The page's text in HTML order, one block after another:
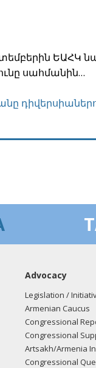
սահմանին…
Advocacy
Legislation /
Armenian Caucus
Congressional
Congressional
Artsakh/Armenia
Congressional